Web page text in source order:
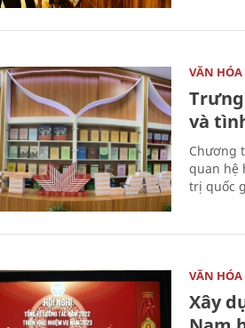
VĂN HÓA
và
Chương
quan hệ
trị quốc
VĂN HÓA
Xây